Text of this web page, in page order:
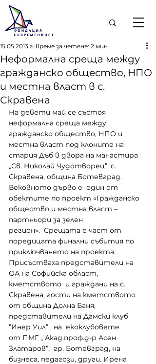
Неформална среща между
гражданско общество, НПО
и местна власт в с.
Скравена
15.05.2013 г. време за четене: 2 мин.
На девети май се състоя
неформална среща между
гражданско общество, НПО и
местна власт под клоните на
стария Дъб в двора на манастира
„Св. Николай Чудотворец”, с.
Скравена, община Ботевград.
Вековното дърво е  един от
обектите по проект «Гражданско
общество и местна власт –
партньори за зелен
регион».  Срещата е част от
поредицата финални събития по
приключването на проекта.
Присъстваха представители на
ОА на Софийска област,
кметството  и граждани на с.
Скравена, гости на кметството
от община Долна Баня,
представители на Дамски клуб
”Инер Уил” , на  екоклубовете
от ПМГ „ Акад.проф.д-р Асен
Златаров”,  гр. Ботевград, на
бизнеса, педагози, други. Ирена